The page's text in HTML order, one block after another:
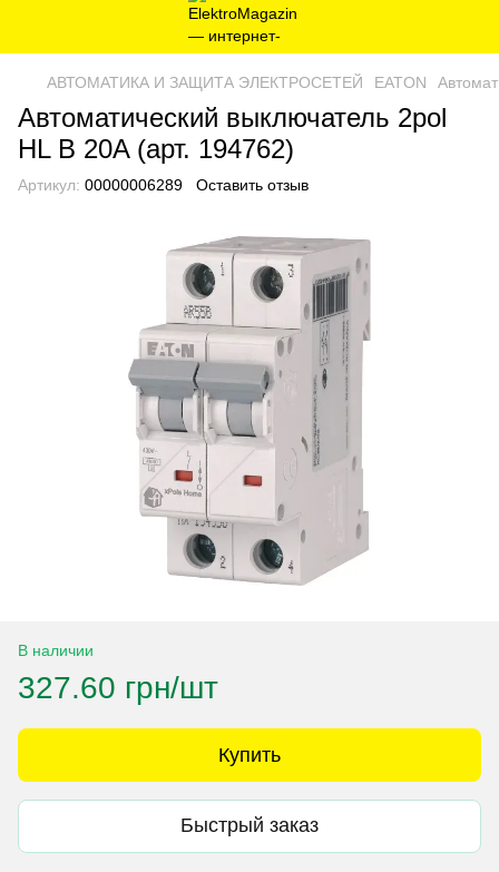
AВТОМАТИКА И ЗАЩИТА ЭЛЕКТРОСЕТЕЙ EATON
Автоматический выключатель 2pol
HL B 20A (арт. 194762)
Артикул: 00000006289 Оставить отзыв
В наличии
327.60 грн/шт
Купить
Быстрый заказ